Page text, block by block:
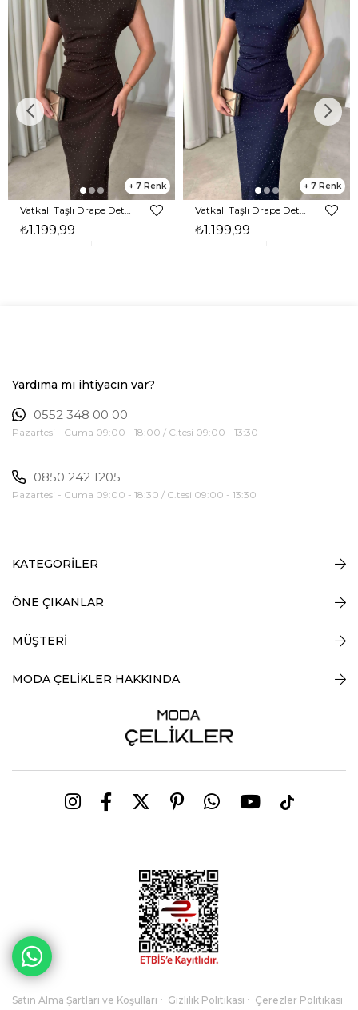
7
₺1.199,99
7
₺1.199,99
Yardıma mı ihtiyacın var?
0552 348 00 00
Pazartesi - Cuma 09:00 - 18:00 / C.tesi 09:00 - 13:30
0850 242 1205
Pazartesi - Cuma 09:00 - 18:30 / C.tesi 09:00 - 13:30
KATEGORİLER
ÖNE ÇIKANLAR
MÜŞTERİ
MODA ÇELİKLER HAKKINDA
Satın Alma Şartları ve Koşulları Gizlilik Politikası Çerezler Politikası